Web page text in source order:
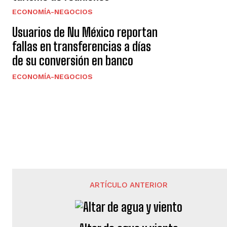
ECONOMÍA-NEGOCIOS
Usuarios de Nu México reportan
fallas en transferencias a días
de su conversión en banco
ECONOMÍA-NEGOCIOS
ARTÍCULO ANTERIOR